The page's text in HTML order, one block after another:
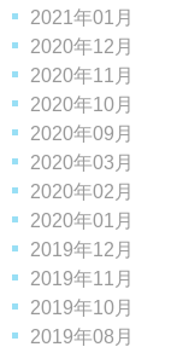
2021年01月
2020年12月
2020年11月
2020年10月
2020年09月
2020年03月
2020年02月
2020年01月
2019年12月
2019年11月
2019年10月
2019年08月